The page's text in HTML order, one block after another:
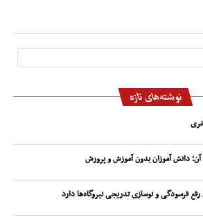
نوشته‌های تازه
دانش آموزان بدون آموزش و پرورش
فرسودگی و نوسازی تدریجی نیروگاه‌ها دارد